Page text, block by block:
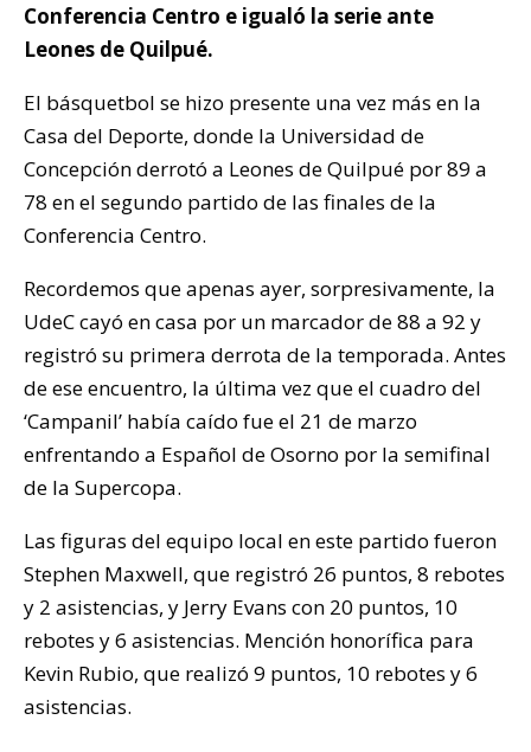
Conferencia Centro e igualó la serie ante
Leones de Quilpué.
El básquetbol se hizo presente una vez más en la
Casa del Deporte, donde la Universidad de
Concepción derrotó a Leones de Quilpué por 89 a
78 en el segundo partido de las finales de la
Conferencia Centro.
Recordemos que apenas ayer, sorpresivamente, la
UdeC cayó en casa por un marcador de 88 a 92 y
registró su primera derrota de la temporada. Antes
de ese encuentro, la última vez que el cuadro del
‘Campanil’ había caído fue el 21 de marzo
enfrentando a Español de Osorno por la semifinal
de la Supercopa.
Las figuras del equipo local en este partido fueron
Stephen Maxwell, que registró 26 puntos, 8 rebotes
y 2 asistencias, y Jerry Evans con 20 puntos, 10
rebotes y 6 asistencias. Mención honorífica para
Kevin Rubio, que realizó 9 puntos, 10 rebotes y 6
asistencias.